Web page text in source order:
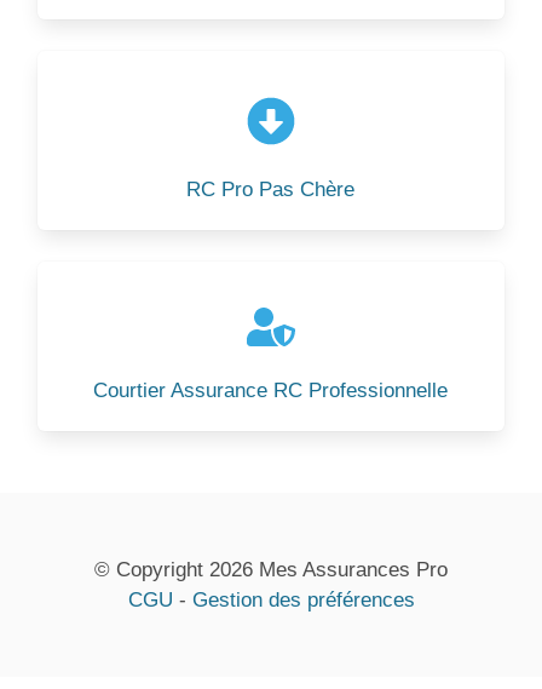
RC Pro Pas Chère
Courtier Assurance RC Professionnelle
© Copyright 2026 Mes Assurances Pro
CGU - Gestion des préférences